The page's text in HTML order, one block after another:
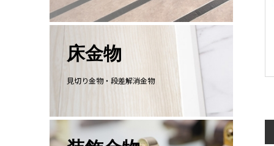
床金物
見切り金物・段差解消金物